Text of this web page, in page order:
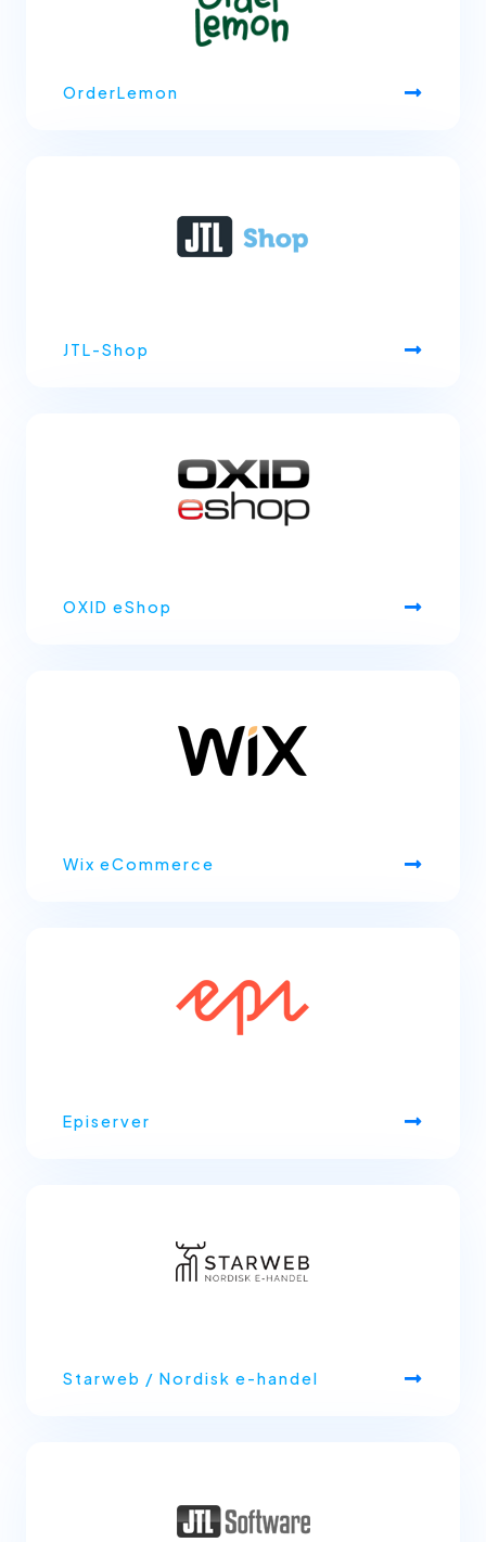
OrderLemon
JTL-Shop
OXID eShop
Wix eCommerce
Episerver
Starweb / Nordisk e-handel